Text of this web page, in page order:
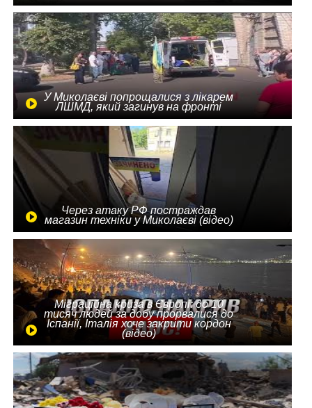
У Миколаєві попрощалися з лікарем
ЛШМД, який загинув на фронті
Через атаку РФ постраждав
магазин техніки у Миколаєві (відео)
Міграційна криза в Європі: до 10
тисяч людей за добу прорвалися до
Іспанії, Італія хоче закрити кордон
(відео)